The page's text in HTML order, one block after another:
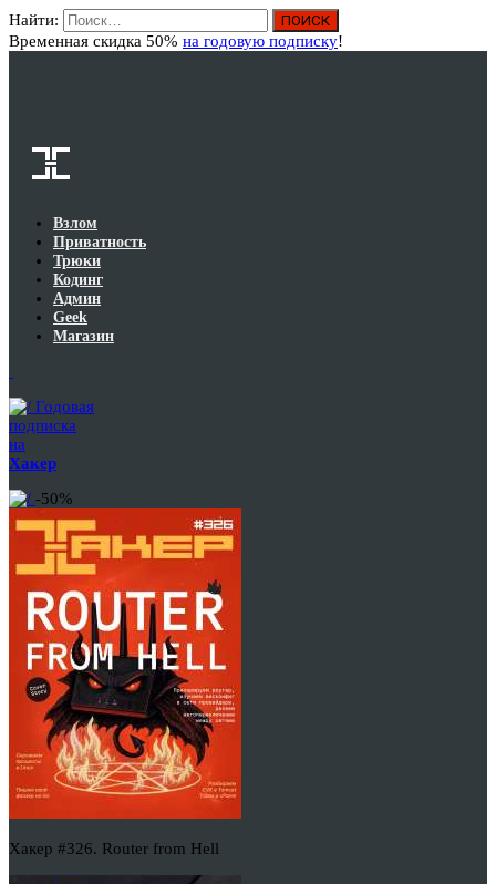
Найти:
Временная скидка 50% на годовую подписку!
Взлом
Приватность
Трюки
Кодинг
Админ
Geek
Магазин
Годовая
подписка
на
Хакер
-50%
Хакер #326. Router from Hell